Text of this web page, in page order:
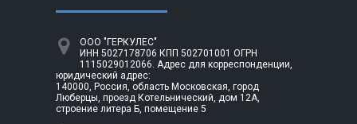
ООО "ГЕРКУЛЕС"
ИНН 5027178706 КПП 502701001 ОГРН
1115029012066. Адрес для корреспонденции,
юридический адрес:
140000, Россия, область Московская, город
Люберцы, проезд Котельнический, дом 12А,
строение литера Б, помещение 5